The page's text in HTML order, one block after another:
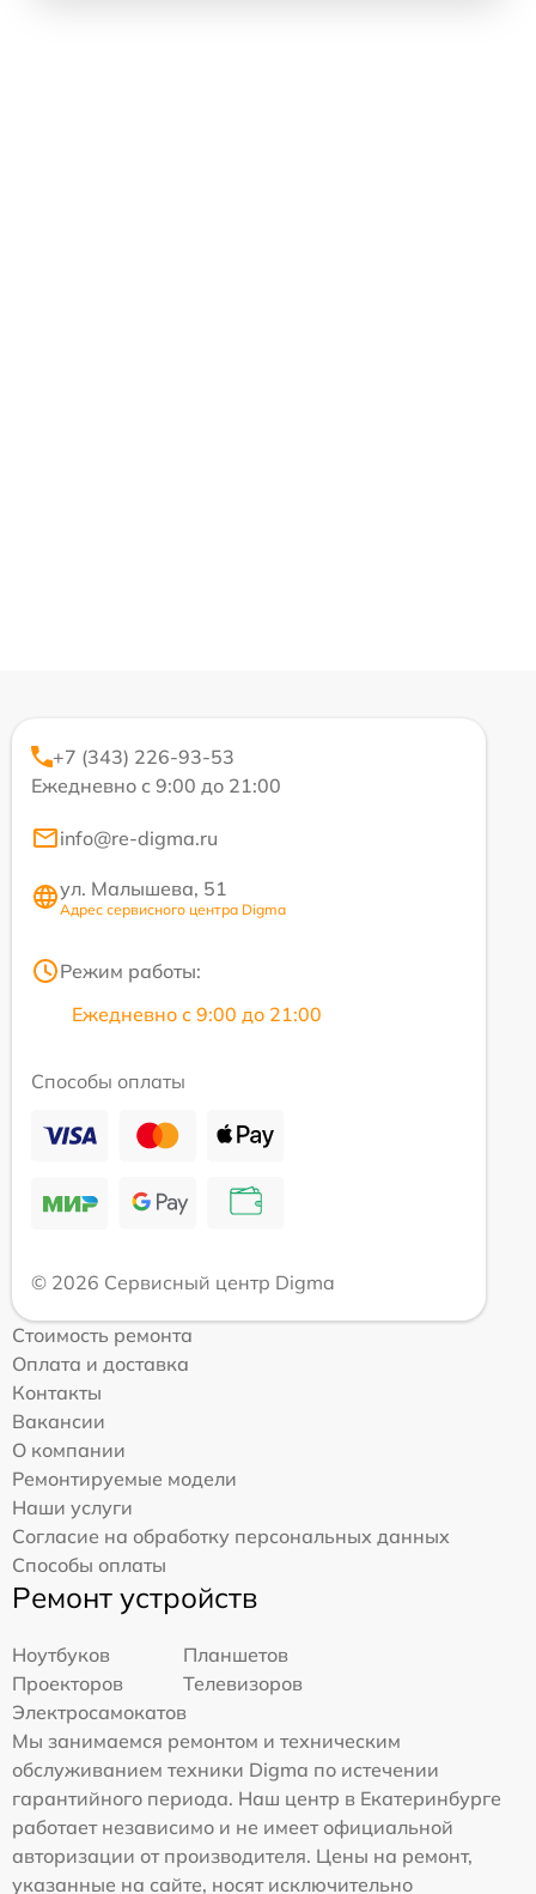
+7 (343) 226-93-53
Ежедневно с 9:00 до 21:00
info@re-digma.ru
ул. Малышева, 51
Адрес сервисного центра Digma
Режим работы:
Ежедневно с 9:00 до 21:00
Способы оплаты
© 2026 Сервисный центр Digma
Стоимость ремонта
Оплата и доставка
Контакты
Вакансии
О компании
Ремонтируемые модели
Наши услуги
Согласие на обработку персональных данных
Способы оплаты
Ремонт устройств
Ноутбуков
Планшетов
Проекторов
Телевизоров
Электросамокатов
Мы занимаемся ремонтом и техническим
обслуживанием техники Digma по истечении
гарантийного периода. Наш центр в Екатеринбурге
работает независимо и не имеет официальной
авторизации от производителя. Цены на ремонт,
указанные на сайте, носят исключительно